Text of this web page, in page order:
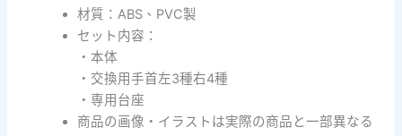
材質：ABS、PVC製
セット内容：
・本体
・交換用手首左3種右4種
・専用台座
商品の画像・イラストは実際の商品と一部異なる